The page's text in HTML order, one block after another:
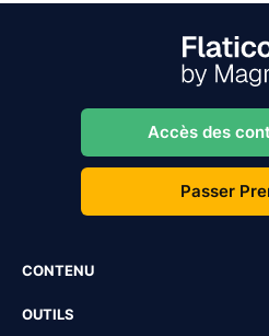
Accès des
Passer
CONTENU
OUTILS